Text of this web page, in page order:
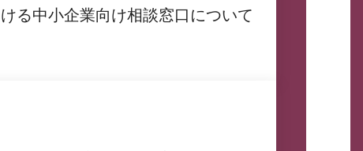
ける中小企業向け相談窓口について